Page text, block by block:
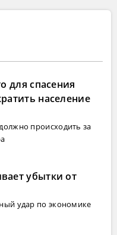
для спасения
население
происходить за
убытки от
удар по экономике